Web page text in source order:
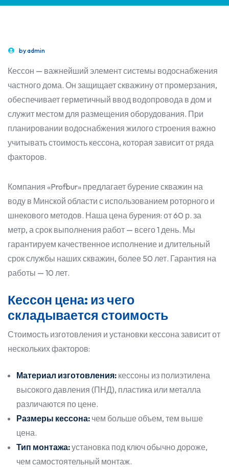
byadmin
Кессон — важнейший элемент системы водоснабжения
частного дома. Он защищает скважину от промерзания,
обеспечивает герметичный ввод водопровода в дом и
служит местом для размещения оборудования. При
планировании водоснабжения жилого строения важно
учитывать стоимость кессона, которая зависит от ряда
факторов.
Компания «Profbur» предлагает бурение скважин на
воду в Минской области с использованием роторного и
шнекового методов. Наша цена бурения: от 60 р. за
метр, а срок выполнения работ — всего 1 день. Мы
гарантируем качественное исполнение и длительный
срок службы наших скважин, более 50 лет. Гарантия на
работы — 10 лет.
Кессон цена: из чего
складывается стоимость
Стоимость изготовления и установки кессона зависит от
нескольких факторов:
Материал изготовления: кессоны из полиэтилена
высокого давления (ПНД), пластика или металла
различаются по цене.
Размеры кессона: чем больше объем, тем выше
цена.
Тип монтажа:установка под ключ обычно дороже,
чем самостоятельный монтаж.